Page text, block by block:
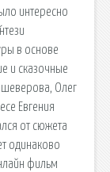
интересно
в основе
и сказочные
Олег
Евгения
от сюжета
одинаково
фильм